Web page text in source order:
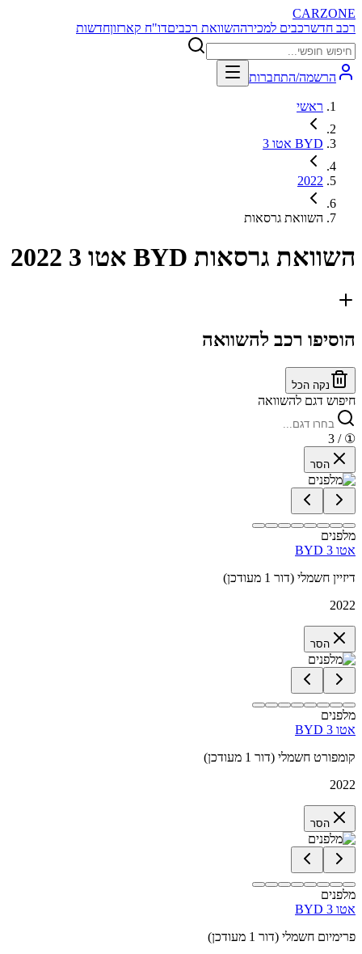
CARZONE
רכב חדשרכבים למכירההשוואת רכביםדו"ח קארזוןחדשות
הרשמה/התחברות
ראשי
BYD אטו 3
2022
השוואת גרסאות
השוואת גרסאות BYD אטו 3 2022
הוסיפו רכב להשוואה
נקה הכל
חיפוש דגם להשוואה
①
/ 3
הסר
מלפנים
BYD אטו 3
דיזיין חשמלי (דור 1 מעודכן)
2022
הסר
מלפנים
BYD אטו 3
קומפורט חשמלי (דור 1 מעודכן)
2022
הסר
מלפנים
BYD אטו 3
פרימיום חשמלי (דור 1 מעודכן)